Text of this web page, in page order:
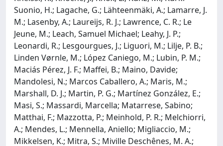
Suonio, H.; Lagache, G.; Lähteenmäki, A.; Lamarre, J.
M.; Lasenby, A.; Laureijs, R. J.; Lawrence, C. R.; Le
Jeune, M.; Leach, Samuel Michael; Leahy, J. P.;
Leonardi, R.; Lesgourgues, J.; Liguori, M.; Lilje, P. B.;
Linden Vørnle, M.; López Caniego, M.; Lubin, P. M.;
Maciás Pérez, J. F.; Maffei, B.; Maino, Davide;
Mandolesi, N.; Marcos Caballero, A.; Maris, M.;
Marshall, D. J.; Martin, P. G.; Martínez González, E.;
Masi, S.; Massardi, Marcella; Matarrese, Sabino;
Matthai, F.; Mazzotta, P.; Meinhold, P. R.; Melchiorri,
A.; Mendes, L.; Mennella, Aniello; Migliaccio, M.;
Mikkelsen, K.; Mitra, S.; Miville Deschênes, M. A.;